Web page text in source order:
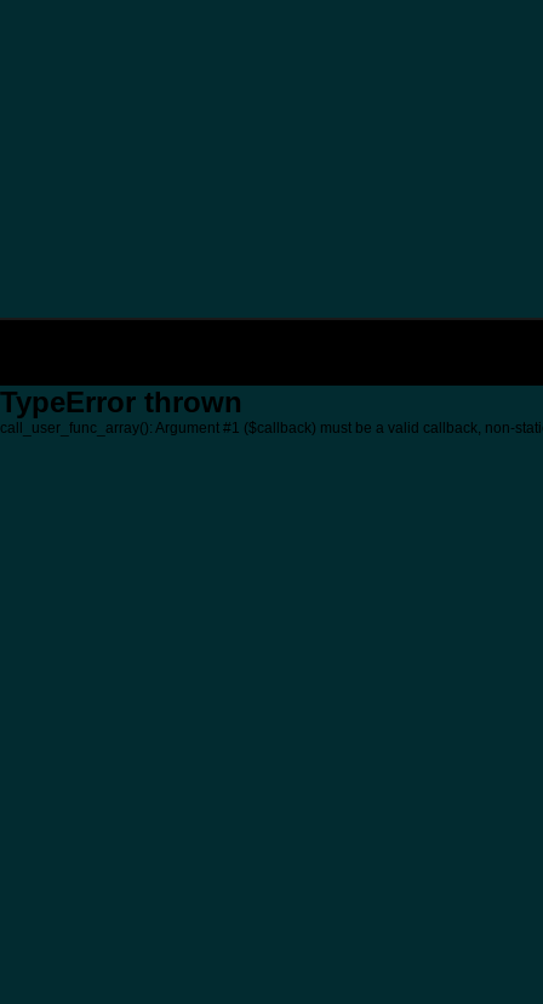
TypeError thrown
call_user_func_array(): Argument #1 ($callback) must be a valid callback, non-